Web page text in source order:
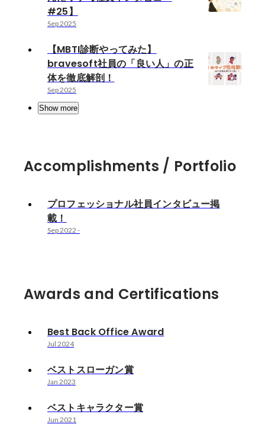
#25】
Sep 2025
【MBTI診断やってみた】
bravesoft社員の「良い人」の正
体を徹底解剖！
Sep 2025
Show more
Accomplishments / Portfolio
プロフェッショナル社員インタビュー掲
載！
Sep 2022 -
Awards and Certifications
Best Back Office Award
Jul 2024
ベストスローガン賞
Jan 2023
ベストキャラクター賞
Jun 2021